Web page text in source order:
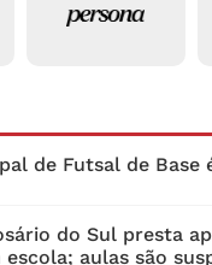
de Futsal de Base
do Sul presta
aulas são